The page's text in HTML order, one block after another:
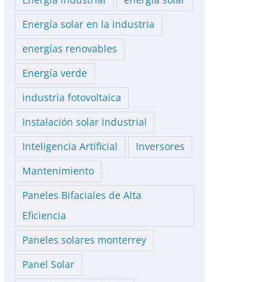
Energía solar en la industria
energías renovables
Energía verde
industria fotovoltaica
Instalación solar industrial
Inteligencia Artificial
Inversores
Mantenimiento
Paneles Bifaciales de Alta
Eficiencia
Paneles solares monterrey
Panel Solar